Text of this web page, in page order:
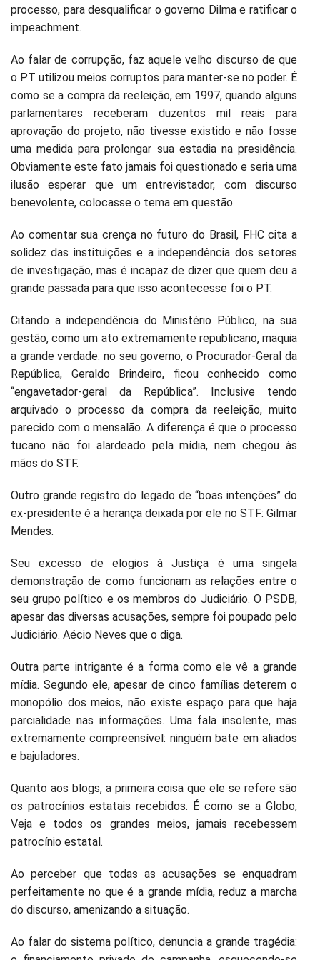
processo, para desqualificar o governo Dilma e ratificar o
impeachment.
Ao falar de corrupção, faz aquele velho discurso de que
o PT utilizou meios corruptos para manter-se no poder. É
como se a compra da reeleição, em 1997, quando alguns
parlamentares receberam duzentos mil reais para
aprovação do projeto, não tivesse existido e não fosse
uma medida para prolongar sua estadia na presidência.
Obviamente este fato jamais foi questionado e seria uma
ilusão esperar que um entrevistador, com discurso
benevolente, colocasse o tema em questão.
Ao comentar sua crença no futuro do Brasil, FHC cita a
solidez das instituições e a independência dos setores
de investigação, mas é incapaz de dizer que quem deu a
grande passada para que isso acontecesse foi o PT.
Citando a independência do Ministério Público, na sua
gestão, como um ato extremamente republicano, maquia
a grande verdade: no seu governo, o Procurador-Geral da
República, Geraldo Brindeiro, ficou conhecido como
“engavetador-geral da República”. Inclusive tendo
arquivado o processo da compra da reeleição, muito
parecido com o mensalão. A diferença é que o processo
tucano não foi alardeado pela mídia, nem chegou às
mãos do STF.
Outro grande registro do legado de “boas intenções” do
ex-presidente é a herança deixada por ele no STF: Gilmar
Mendes.
Seu excesso de elogios à Justiça é uma singela
demonstração de como funcionam as relações entre o
seu grupo político e os membros do Judiciário. O PSDB,
apesar das diversas acusações, sempre foi poupado pelo
Judiciário. Aécio Neves que o diga.
Outra parte intrigante é a forma como ele vê a grande
mídia. Segundo ele, apesar de cinco famílias deterem o
monopólio dos meios, não existe espaço para que haja
parcialidade nas informações. Uma fala insolente, mas
extremamente compreensível: ninguém bate em aliados
e bajuladores.
Quanto aos blogs, a primeira coisa que ele se refere são
os patrocínios estatais recebidos. É como se a Globo,
Veja e todos os grandes meios, jamais recebessem
patrocínio estatal.
Ao perceber que todas as acusações se enquadram
perfeitamente no que é a grande mídia, reduz a marcha
do discurso, amenizando a situação.
Ao falar do sistema político, denuncia a grande tragédia: